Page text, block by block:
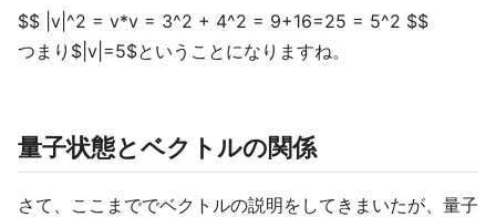
$$ |v|^2 = v*v = 3^2 + 4^2 = 9+16=25 = 5^2 $$
つまり$|v|=5$ということになりますね。
量子状態とベクトルの関係
さて、ここまででベクトルの説明をしてきまいたが、量子